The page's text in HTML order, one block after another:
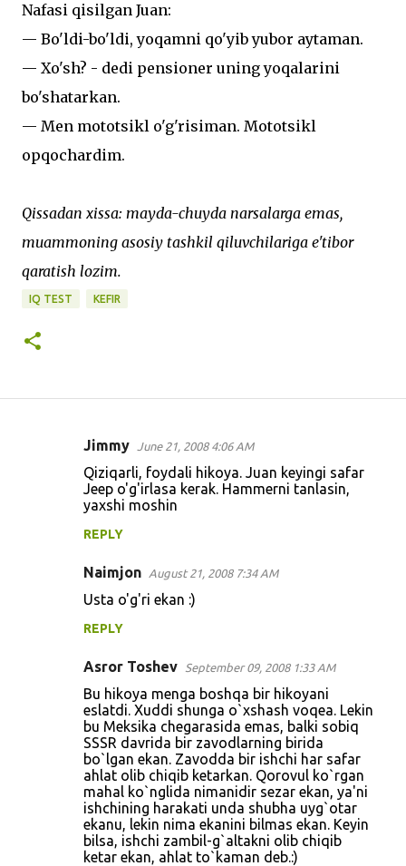
Nafasi qisilgan Juan:
— Bo'ldi-bo'ldi, yoqamni qo'yib yubor aytaman.
— Xo'sh? - dedi pensioner uning yoqalarini
bo'shatarkan.
— Men mototsikl o'g'risiman. Mototsikl
opqochardim.
Qissadan xissa: mayda-chuyda narsalarga emas,
muammoning asosiy tashkil qiluvchilariga e'tibor
qaratish lozim.
IQ TEST KEFIR
Jimmy June 21, 2008 4:06 AM
Qiziqarli, foydali hikoya. Juan keyingi safar
Jeep o'g'irlasa kerak. Hammerni tanlasin,
yaxshi moshin
REPLY
Naimjon August 21, 2008 7:34 AM
Usta o'g'ri ekan :)
REPLY
Asror Toshev September 09, 2008 1:33 AM
Bu hikoya menga boshqa bir hikoyani
eslatdi. Xuddi shunga o`xshash voqea. Lekin
bu Meksika chegarasida emas, balki sobiq
SSSR davrida bir zavodlarning birida
bo`lgan ekan. Zavodda bir ishchi har safar
ahlat olib chiqib ketarkan. Qorovul ko`rgan
mahal ko`nglida nimanidir sezar ekan, ya'ni
ishchining harakati unda shubha uyg`otar
ekanu, lekin nima ekanini bilmas ekan. Keyin
bilsa, ishchi zambil-g`altakni olib chiqib
ketar ekan, ahlat to`kaman deb.:)